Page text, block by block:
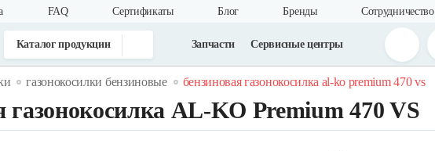
FAQ Cертификаты Блог Бренды Сотрудничество
Каталог продукции Запчасти Сервисные центры
газонокосилки бензиновые бензиновая газонокосилка al-ko premium 470 vs
газонокосилка AL-KO Premium 470 VS